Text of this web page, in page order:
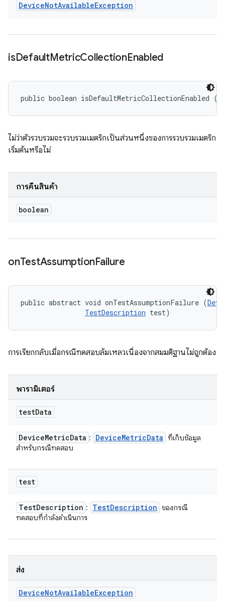
DeviceNotAvailableException
isDefaultMetricCollectionEnabled
public boolean isDefaultMetricCollectionEnabled ()
ไม่ว่าตัวรวบรวมจะรวบรวมเมตริกเป็นส่วนหนึ่งของการรวบรวมเมตริก
เริ่มต้นหรือไม่
การคืนสินค้า
boolean
onTestAssumptionFailure
public abstract void onTestAssumptionFailure (
TestDescription test)
การเรียกกลับเมื่อกรณีทดสอบล้มเหลวเนื่องจากสมมติฐานไม่ถูกต้อง
พารามิเตอร์
testData
DeviceMetricData : DeviceMetricData ที่เก็บข้อมูล
สำหรับกรณีทดสอบ
test
TestDescription : TestDescription ของกรณี
ทดสอบที่กำลังดำเนินการ
ส่ง
DeviceNotAvailableException